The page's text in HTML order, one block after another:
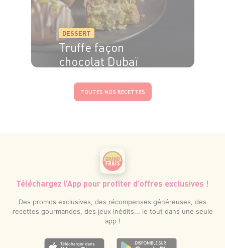
DESSERT
Truffe façon
chocolat Dubaï
TOUTES NOS RECETTES
Téléchargez l’App pour profiter d’offres exclusives !
Des promos exclusives, des récompenses généreuses, des
recettes gourmandes, des jeux inédits... le tout dans une seule
app !